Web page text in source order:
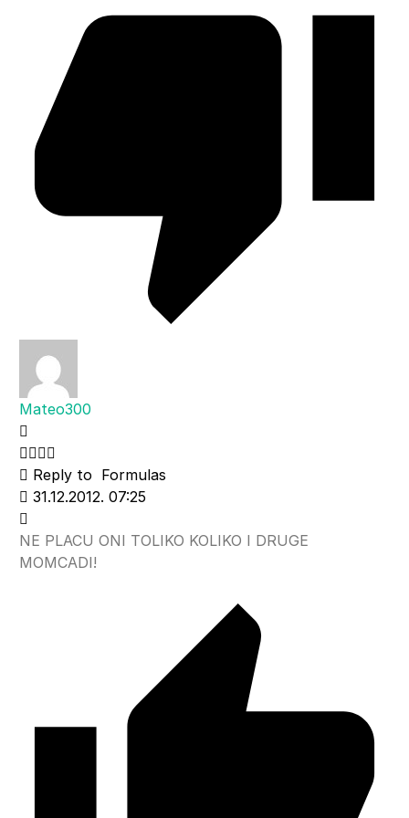
Mateo300
Reply to Formulas
31.12.2012. 07:25
NE PLACU ONI TOLIKO KOLIKO I DRUGE
MOMCADI!